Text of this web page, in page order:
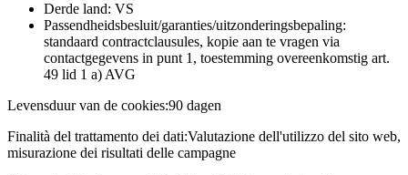
Derde land: VS
Passendheidsbesluit/garanties/uitzonderingsbepaling:
standaard contractclausules, kopie aan te vragen via
contactgegevens in punt 1, toestemming overeenkomstig art.
49 lid 1 a) AVG
Levensduur van de cookies:90 dagen
Finalità del trattamento dei dati:Valutazione dell'utilizzo del sito web,
misurazione dei risultati delle campagne